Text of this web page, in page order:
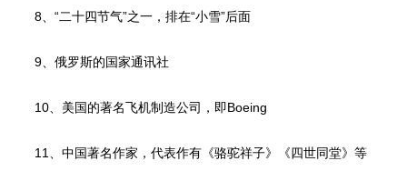
8、“二十四节气”之一，排在“小雪”后面
9、俄罗斯的国家通讯社
10、美国的著名飞机制造公司，即Boeing
11、中国著名作家，代表作有《骆驼祥子》《四世同堂》等